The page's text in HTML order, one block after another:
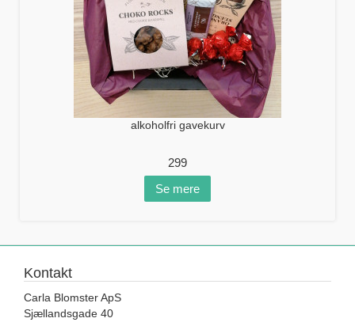
alkoholfri gavekurv
299
Se mere
Kontakt
Carla Blomster ApS
Sjællandsgade 40